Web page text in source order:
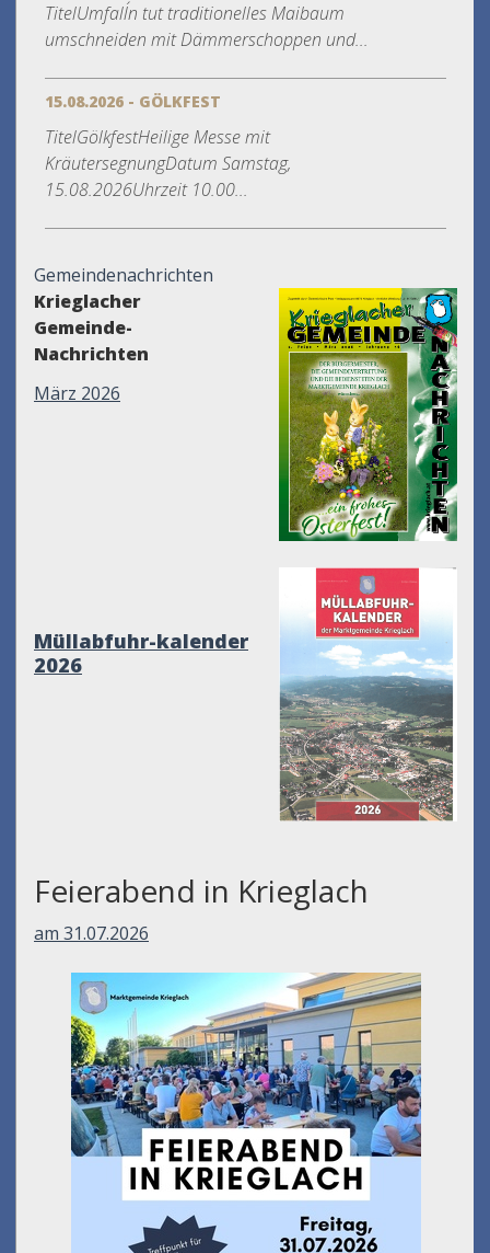
TitelUmfall´n tut traditionelles Maibaum
umschneiden mit Dämmerschoppen und...
15.08.2026 - GÖLKFEST
TitelGölkfestHeilige Messe mit
KräutersegnungDatum Samstag,
15.08.2026Uhrzeit 10.00...
Gemeindenachrichten
Krieglacher
Gemeinde-
Nachrichten
März 2026
Müllabfuhr-kalender
2026
Feierabend in Krieglach
am 31.07.2026